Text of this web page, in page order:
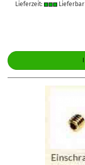
Lieferzeit:
Lieferbar